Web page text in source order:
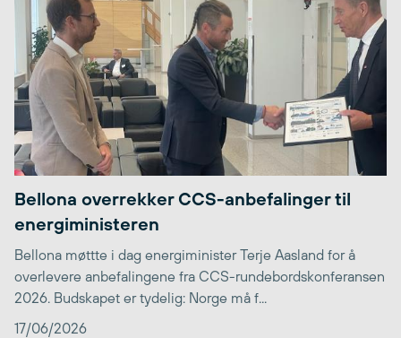
Bellona overrekker CCS-anbefalinger til
energiministeren
Bellona møttte i dag energiminister Terje Aasland for å
overlevere anbefalingene fra CCS-rundebordskonferansen
2026. Budskapet er tydelig: Norge må f...
17/06/2026